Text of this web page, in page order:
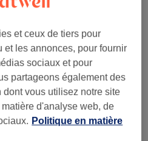
à partir de 25 €
plus de détails
et ceux de tiers pour
et les annonces, pour fournir
sociaux et pour
partageons également des
dont vous utilisez notre site
d'analyse web, de
Politique en matière